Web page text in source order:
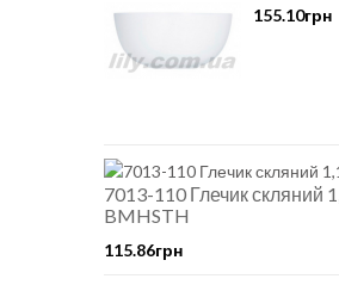
155.10грн
7013-110 Глечик скляний
BMHSTH
115.86грн